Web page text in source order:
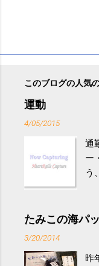
このブログの人気
運動
4/05/2015
通
ー
う
す
け
たみこの海パ
3/20/2014
昨